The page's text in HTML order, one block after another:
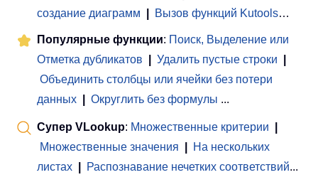
создание диаграмм
Вызов функций Kutools…
Популярные функции: Поиск, Выделение или
Отметка дубликатов
Удалить пустые строки
Объединить столбцы или ячейки без потери
данных
Округлить без формулы ...
Супер VLookup: Множественные критерии
Множественные значения
На нескольких
листах
Распознавание нечетких соответствий...